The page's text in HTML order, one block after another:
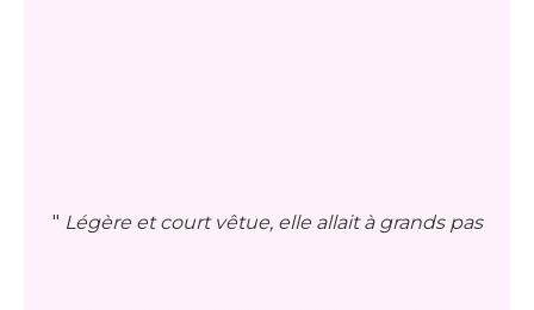
" Légère et court vêtue, elle allait à grands pas